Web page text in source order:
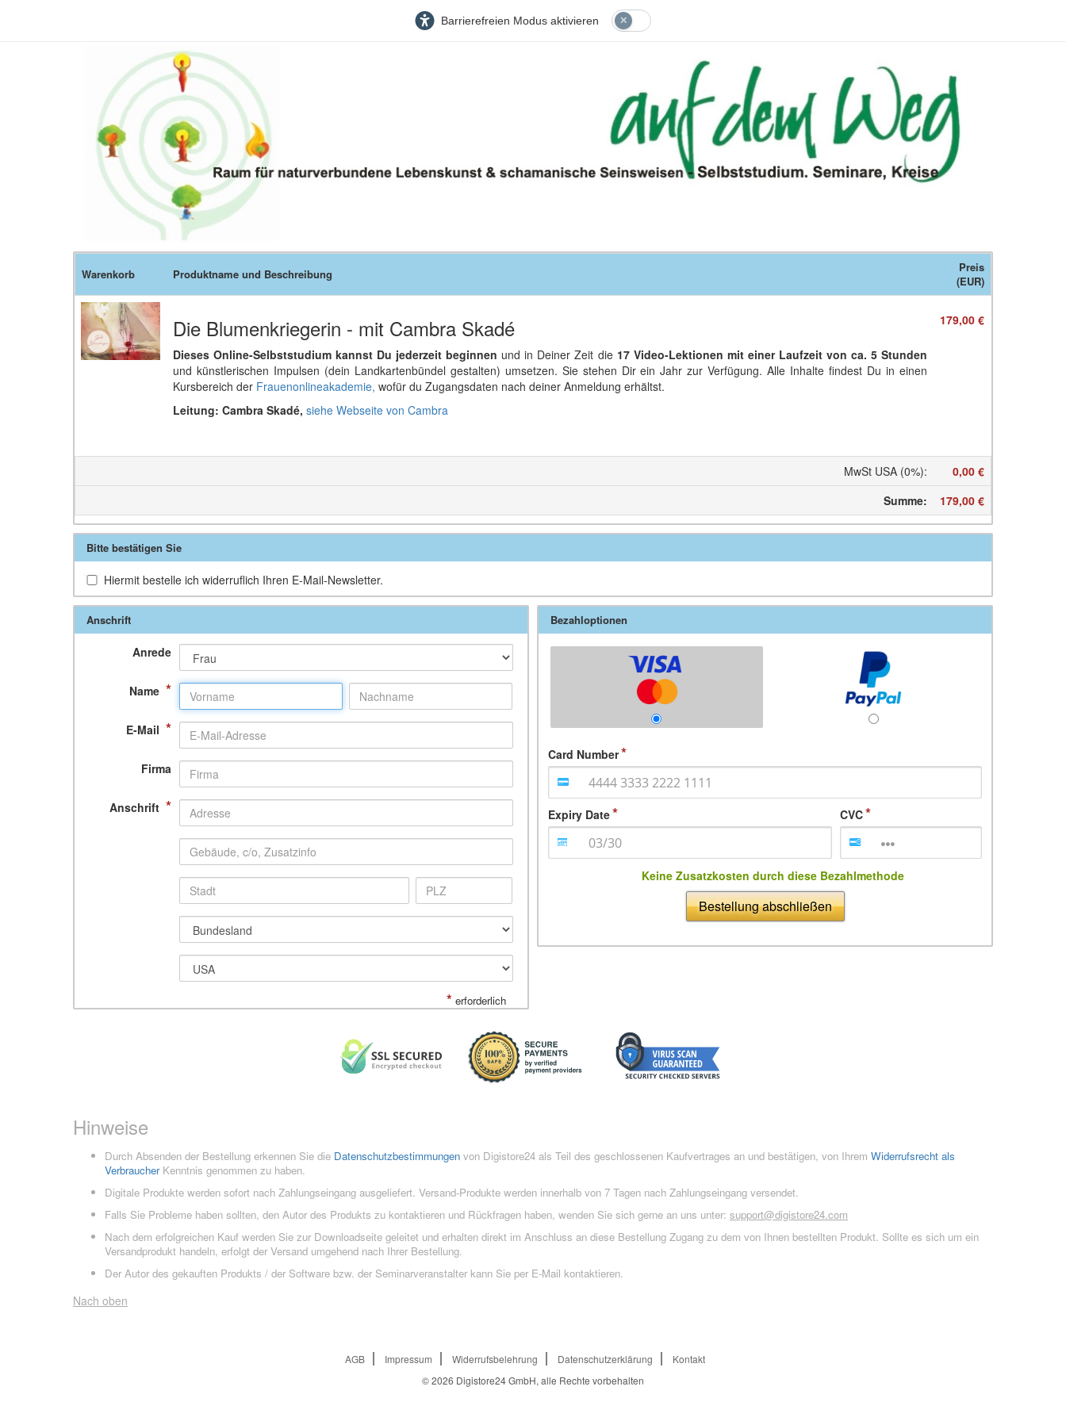
Barrierefreien Modus aktivieren
Warenkorb Produktname und Beschreibung
Preis
(EUR)
Die Blumenkriegerin - mit Cambra Skadé
Dieses Online-Selbststudium kannst Du jederzeit beginnen und in Deiner Zeit die 17 Video-Lektionen mit einer Laufzeit von ca. 5 Stunden
und künstlerischen Impulsen (dein Landkartenbündel gestalten) umsetzen. Sie stehen Dir ein Jahr zur Verfügung. Alle Inhalte findest Du in einen
Kursbereich der Frauenonlineakademie, wofür du Zugangsdaten nach deiner Anmeldung erhältst.
Leitung: Cambra Skadé, siehe Webseite von Cambra
179,00 €
MwSt USA (0%):
0,00 €
Summe: 179,00 €
Bitte bestätigen Sie
Hiermit bestelle ich widerruflich Ihren E-Mail-Newsletter.
Anschrift
Anrede
Name *
E-Mail *
Firma
Anschrift *
* erforderlich
Bezahloptionen
Card Number
Expiry Date CVC
Keine Zusatzkosten durch diese Bezahlmethode
Bestellung abschließen
Hinweise
Durch Absenden der Bestellung erkennen Sie die Datenschutzbestimmungen von Digistore24 als Teil des geschlossenen Kaufvertrages an und bestätigen, von Ihrem Widerrufsrecht als
VerbraucherKenntnis genommen zu haben.
Digitale Produkte werden sofort nach Zahlungseingang ausgeliefert. Versand-Produkte werden innerhalb von 7 Tagen nach Zahlungseingang versendet.
Falls Sie Probleme haben sollten, den Autor des Produkts zu kontaktieren und Rückfragen haben, wenden Sie sich gerne an uns unter: support@digistore24.com
Nach dem erfolgreichen Kauf werden Sie zur Downloadseite geleitet und erhalten direkt im Anschluss an diese Bestellung Zugang zu dem von Ihnen bestellten Produkt. Sollte es sich um ein
Versandprodukt handeln, erfolgt der Versand umgehend nach Ihrer Bestellung.
Der Autor des gekauften Produkts / der Software bzw. der Seminarveranstalter kann Sie per E-Mail kontaktieren.
Nach oben
AGB Impressum Widerrufsbelehrung Datenschutzerklärung
Kontakt
© 2026 Digistore24 GmbH, alle Rechte vorbehalten